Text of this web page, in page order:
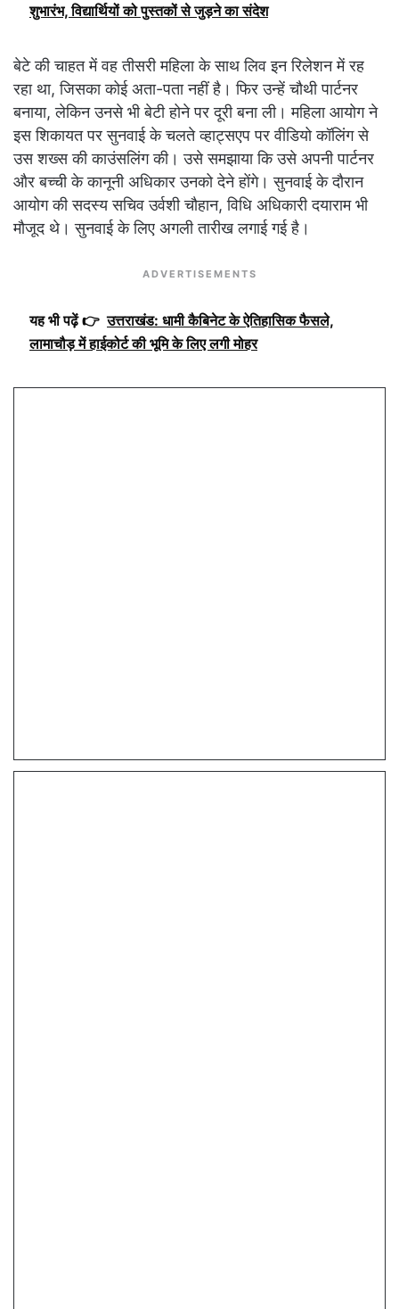
शुभारंभ, विद्यार्थियों को पुस्तकों से जुड़ने का संदेश
बेटे की चाहत में वह तीसरी महिला के साथ लिव इन रिलेशन में रह
रहा था, जिसका कोई अता-पता नहीं है। फिर उन्हें चौथी पार्टनर
बनाया, लेकिन उनसे भी बेटी होने पर दूरी बना ली। महिला आयोग ने
इस शिकायत पर सुनवाई के चलते व्हाट्सएप पर वीडियो कॉलिंग से
उस शख्स की काउंसलिंग की। उसे समझाया कि उसे अपनी पार्टनर
और बच्ची के कानूनी अधिकार उनको देने होंगे। सुनवाई के दौरान
आयोग की सदस्य सचिव उर्वशी चौहान, विधि अधिकारी दयाराम भी
मौजूद थे। सुनवाई के लिए अगली तारीख लगाई गई है।
ADVERTISEMENTS
यह भी पढ़ें 👉 उत्तराखंड: धामी कैबिनेट के ऐतिहासिक फैसले,
लामाचौड़ में हाईकोर्ट की भूमि के लिए लगी मोहर